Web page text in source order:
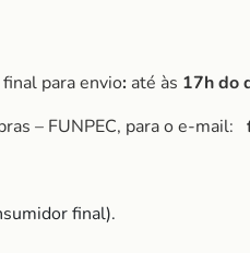
final para envio: até às 17h do
– FUNPEC, para o e-mail:
final).